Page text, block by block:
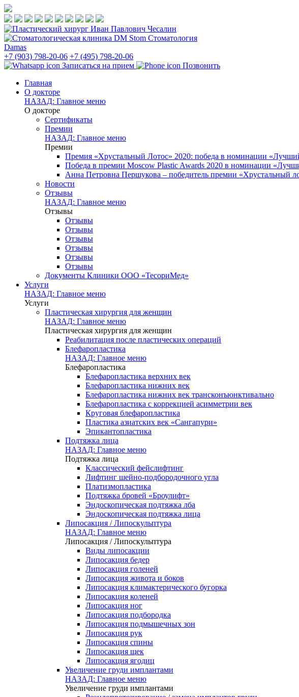
Стоматология
Damas
+7 (903) 798-20-06 +7 (495) 798-20-06
Записаться на прием
Позвонить
Главная
О докторе
НАЗАД: Главное меню
О докторе
Сертификаты
Премии
НАЗАД: Главное меню
Премии
Премия «Хрустальный Лотос» 2020: победа в номинации
Победа в премии Moscow Plastic Awards 2020 в номинации
Анна Петровна Першукова – победитель премии «Хрустальный
Новости
Отзывы
НАЗАД: Главное меню
Отзывы
Отзывы
Отзывы
Отзывы
Отзывы
Отзывы
Отзывы
Документы Клиники ООО «ТесориМед»
Услуги
НАЗАД: Главное меню
Услуги
Пластическая хирургия для женщин
НАЗАД: Главное меню
Пластическая хирургия для женщин
Реабилитация после пластических операций
Блефаропластика
НАЗАД: Главное меню
Блефаропластика
Блефаропластика верхних век
Блефаропластика нижних век
Блефаропластика нижних век трансконъюнктивально
Блефаропластика с коррекцией асимметрии век
Круговая блефаропластика
Пластика азиатских век «Сангапури»
Эпикантопластика
Подтяжка лица
НАЗАД: Главное меню
Подтяжка лица
Классический фейслифтинг
Лифтинг шейно-подбородочного угла
Платизмопластика
Подтяжка бровей «Броулифт»
Эндоскопическая подтяжка лба
Эндоскопическая подтяжка лица
Липосакция / Липоскульптура
НАЗАД: Главное меню
Липосакция / Липоскульптура
Виды липосакции
Липосакция бедер
Липосакция голеней
Липосакция живота и боков
Липосакция климактерического бугорка
Липосакция коленей
Липосакция ног
Липосакция подбородка
Липосакция подмышечных зон
Липосакция рук
Липосакция спины
Липосакция щек
Липосакция ягодиц
Увеличение груди имплантами
НАЗАД: Главное меню
Увеличение груди имплантами